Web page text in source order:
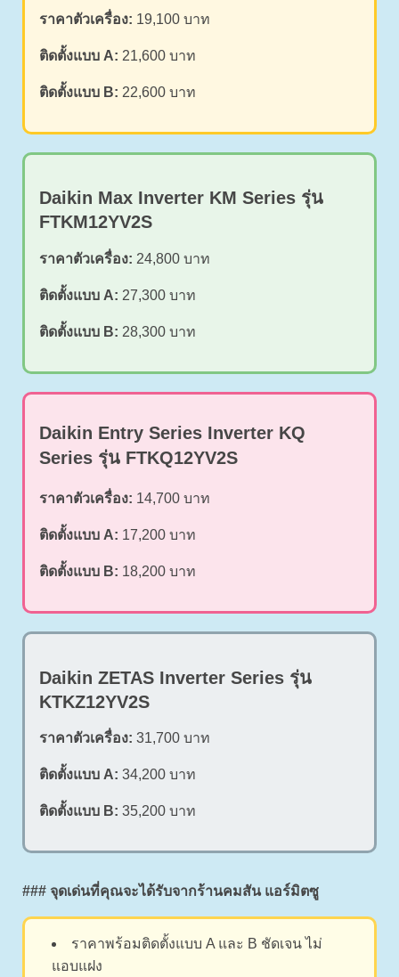
ราคาตัวเครื่อง: 19,100 บาท
ติดตั้งแบบ A: 21,600 บาท
ติดตั้งแบบ B: 22,600 บาท
Daikin Max Inverter KM Series รุ่น
FTKM12YV2S
ราคาตัวเครื่อง: 24,800 บาท
ติดตั้งแบบ A: 27,300 บาท
ติดตั้งแบบ B: 28,300 บาท
Daikin Entry Series Inverter KQ
Series รุ่น FTKQ12YV2S
ราคาตัวเครื่อง: 14,700 บาท
ติดตั้งแบบ A: 17,200 บาท
ติดตั้งแบบ B: 18,200 บาท
Daikin ZETAS Inverter Series รุ่น
KTKZ12YV2S
ราคาตัวเครื่อง: 31,700 บาท
ติดตั้งแบบ A: 34,200 บาท
ติดตั้งแบบ B: 35,200 บาท
### จุดเด่นที่คุณจะได้รับจากร้านคมสัน แอร์มิตซู
ราคาพร้อมติดตั้งแบบ A และ B ชัดเจน ไม่
แอบแฝง